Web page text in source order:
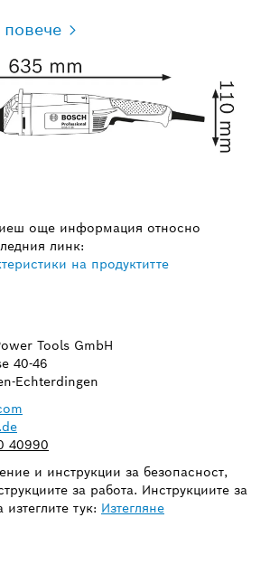
още информация относно
линк:
на продуктитте
Tools GmbH
40-46
Echterdingen
40990
и инструкции за безопасност,
за работа. Инструкциите за
тук: Изтегляне